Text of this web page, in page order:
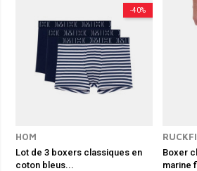
-40%
HOM
Lot de 3 boxers classiques en
coton bleus...
Boxer
marine